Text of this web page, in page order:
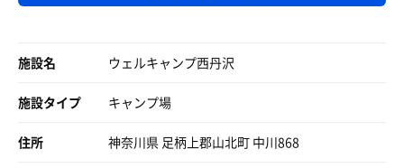
施設名 ウェルキャンプ西丹沢
施設タイプ キャンプ場
住所 神奈川県 足柄上郡山北町 中川868